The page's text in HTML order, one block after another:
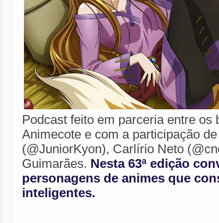
Podcast feito em parceria entre os
Animecote e com a participação
(@JuniorKyon), Carlírio Neto
Guimarães. Nesta 63ª edição
personagens de animes que
inteligentes.